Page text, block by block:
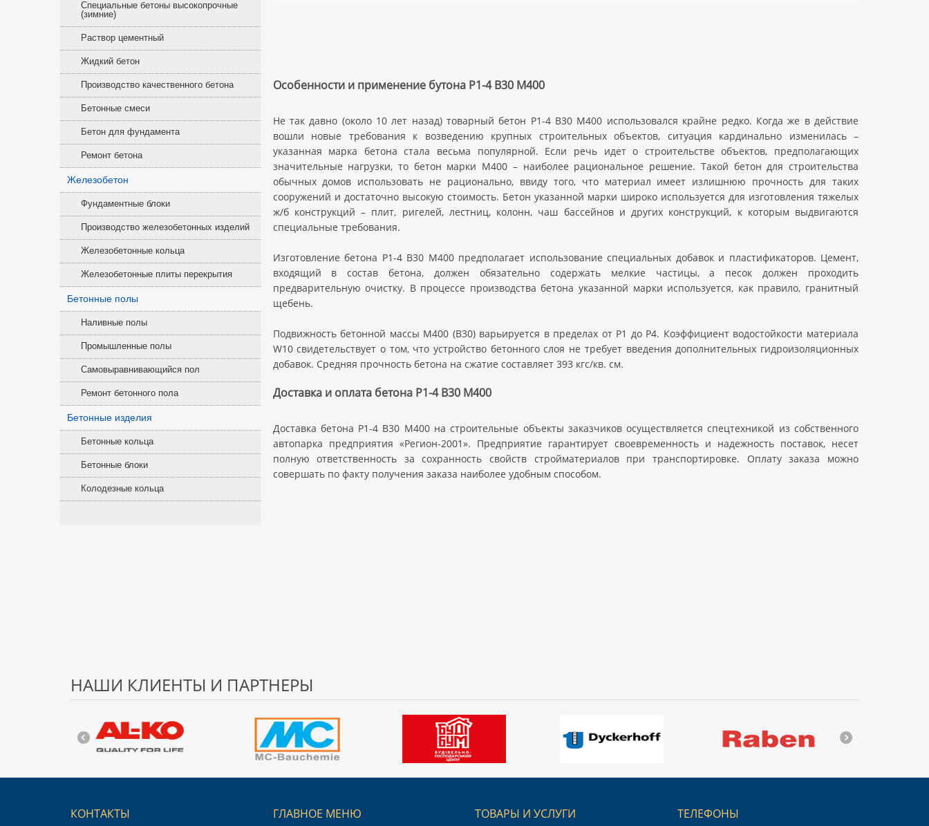
Специальные бетоны высокопрочные
(зимние)
Раствор цементный
Жидкий бетон
Производство качественного бетона
Бетонные смеси
Бетон для фундамента
Ремонт бетона
Железобетон
Фундаментные блоки
Производство железобетонных изделий
Железобетонные кольца
Железобетонные плиты перекрытия
Бетонные полы
Наливные полы
Промышленные полы
Самовыравнивающийся пол
Ремонт бетонного пола
Бетонные изделия
Бетонные кольца
Бетонные блоки
Колодезные кольца
Особенности и применение бутона Р1-4 В30 M400
Не так давно (около 10 лет назад) товарный бетон Р1-4 В30 M400 использовался крайне редко. Когда же в действие
вошли новые требования к возведению крупных строительных объектов, ситуация кардинально изменилась –
указанная марка бетона стала весьма популярной. Если речь идет о строительстве объектов, предполагающих
значительные нагрузки, то бетон марки M400 – наиболее рациональное решение. Такой бетон для строительства
обычных домов использовать не рационально, ввиду того, что материал имеет излишнюю прочность для таких
сооружений и достаточно высокую стоимость. Бетон указанной марки широко используется для изготовления тяжелых
ж/б конструкций – плит, ригелей, лестниц, колонн, чаш бассейнов и других конструкций, к которым выдвигаются
специальные требования.
Изготовление бетона Р1-4 В30 M400 предполагает использование специальных добавок и пластификаторов. Цемент,
входящий в состав бетона, должен обязательно содержать мелкие частицы, а песок должен проходить
предварительную очистку. В процессе производства бетона указанной марки используется, как правило, гранитный
щебень.
Подвижность бетонной массы М400 (В30) варьируется в пределах от Р1 до Р4. Коэффициент водостойкости материала
W10 свидетельствует о том, что устройство бетонного слоя не требует введения дополнительных гидроизоляционных
добавок. Средняя прочность бетона на сжатие составляет 393 кгс/кв. см.
Доставка и оплата бетона Р1-4 В30 M400
Доставка бетона Р1-4 В30 M400 на строительные объекты заказчиков осуществляется спецтехникой из собственного
автопарка предприятия «Регион-2001». Предприятие гарантирует своевременность и надежность поставок, несет
полную ответственность за сохранность свойств стройматериалов при транспортировке. Оплату заказа можно
совершать по факту получения заказа наиболее удобным способом.
НАШИ КЛИЕНТЫ И ПАРТНЕРЫ
КОНТАКТЫ ГЛАВНОЕ МЕНЮ ТОВАРЫ И УСЛУГИ ТЕЛЕФОНЫ